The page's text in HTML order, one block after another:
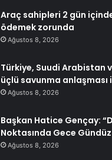
Araç sahipleri 2 gün
ödemek zorunda
Ağustos 8, 2026
Türkiye, Suudi Arabistan
üçlü savunma anlaşması
Ağustos 8, 2026
Başkan Hatice Gençay:
Noktasında Gece
Ağustos 8, 2026